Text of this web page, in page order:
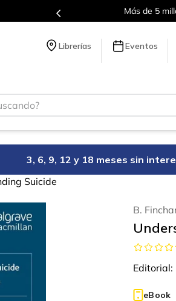
Más de 5
Librerías Eventos
3, 6, 9, 12 y 18 meses sin
Suicide
B.
Editorial:
eBook